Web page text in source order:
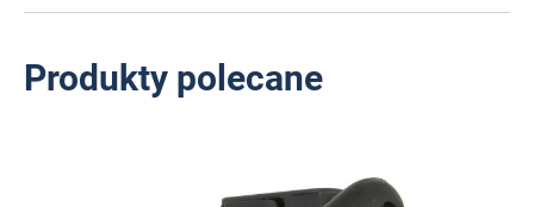
Produkty polecane